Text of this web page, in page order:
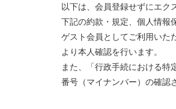
以下は、会員登録せずにエク
下記の約款・規定、個人情報
ゲスト会員としてご利用いた
より本人確認を行います。
また、「行政手続における特
番号（マイナンバー）の確認